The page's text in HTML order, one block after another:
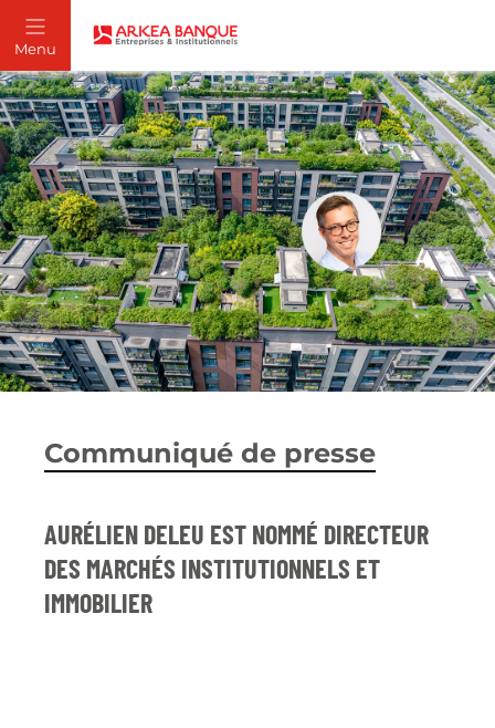
AURÉLIEN DELEU EST NOMMÉ DIRECTEUR
DES MARCHÉS INSTITUTIONNELS ET
IMMOBILIER
Communiqué de presse